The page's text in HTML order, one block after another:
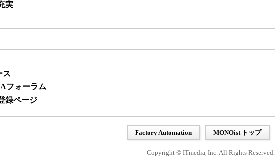
実
ス
フォーラム
録ページ
Factory Automation MONOist トップ
Copyright © ITmedia, Inc. All Rights Reserved.